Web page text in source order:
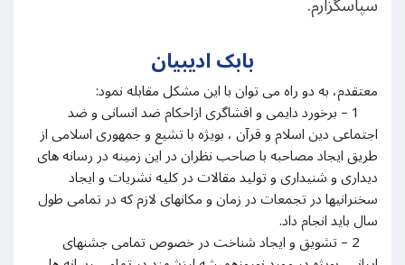
بابک ادیبیان
معتقدم، به دو راه می توان با این مشکل مقابله نمود:
1 – برخورد دایمی و افشاگری ازاحکام ضد انسانی و ضد
اجتماعی دین اسلام و قرآن ، بویژه با تشیع و جمهوری اسلامی از
طریق ایجاد مصاحبه با صاحب نظران در این زمینه در رسانه های
دیداری و شنیداری و تولید مقالات در کلیه نشریات و ایجاد
سخنرانیها در تجمعات در زمان و مکانهای لازم که در تمامی طول
سال باید انجام داد.
2 – تشویق و ایجاد شناخت در خصوص تمامی جشنهای